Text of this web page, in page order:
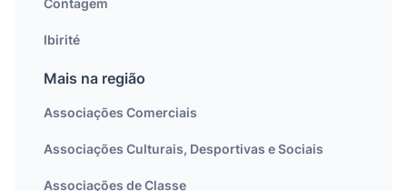
Contagem
Ibirité
Mais na região
Associações Comerciais
Associações Culturais, Desportivas e Sociais
Associações de Classe